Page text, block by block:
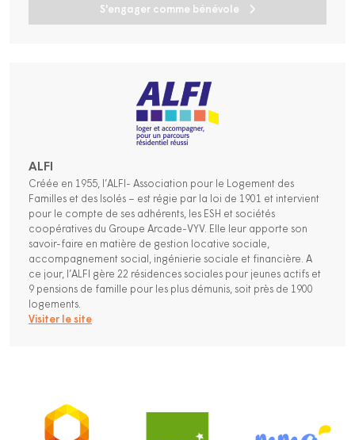
S'engager comme bénévole
ALFI
Créée en 1955, l’ALFI- Association pour le Logement des
Familles et des Isolés – est régie par la loi de 1901 et intervient
pour le compte de ses adhérents, les ESH et sociétés
coopératives du Groupe Arcade-VYV. Elle leur apporte son
savoir-faire en matière de gestion locative sociale,
accompagnement social, ingénierie sociale et financière. A
ce jour, l’ALFI gère 22 résidences sociales pour jeunes actifs et
9 pensions de famille pour les plus démunis, soit près de 1900
logements.
Visiter le site